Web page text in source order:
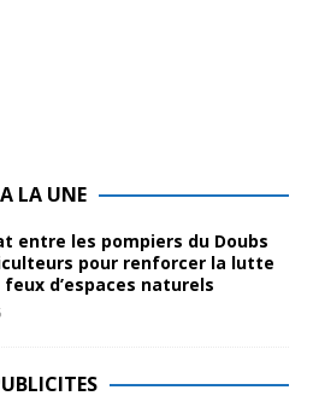
A LA UNE
entre les pompiers du Doubs
pour renforcer la lutte
d’espaces naturels